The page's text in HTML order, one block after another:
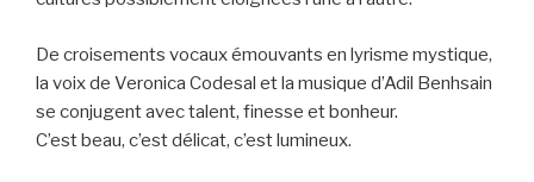
De croisements vocaux émouvants en lyrisme mystique,
la voix de Veronica Codesal et la musique d’Adil Benhsain
se conjugent avec talent, finesse et bonheur.
C’est beau, c’est délicat, c’est lumineux.